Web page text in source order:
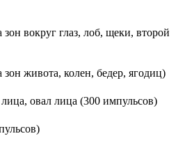
вокруг глаз, лоб, щеки, второй
живота, колен, бедер, ягодиц)
овал лица (300 импульсов)